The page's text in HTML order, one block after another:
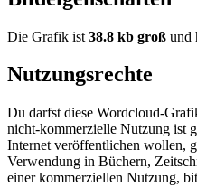
Die Grafik ist 38.8 kb groß und
Nutzungsrechte
Du darfst diese Wordcloud-
nicht-kommerzielle Nutzung ist
Internet veröffentlichen wollen,
Verwendung in Büchern,
einer kommerziellen Nutzung,